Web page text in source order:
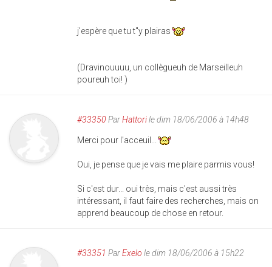
j'espère que tu t"y plairas
(Dravinouuuu, un collègueuh de Marseilleuh
poureuh toi! )
#33350 ParHattorile dim 18/06/2006 à 14h48
Merci pour l'acceuil...
Oui, je pense que je vais me plaire parmis vous!
Si c'est dur... oui très, mais c'est aussi très
intéressant, il faut faire des recherches, mais on
apprend beaucoup de chose en retour.
#33351 ParExelo le dim 18/06/2006 à 15h22